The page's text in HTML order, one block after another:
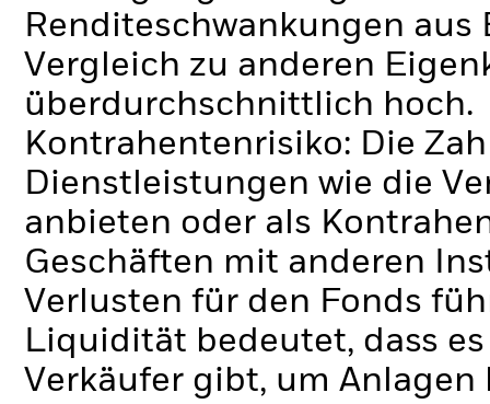
Renditeschwankungen
Vergleich zu anderen
überdurchschnittlich hoch.
Kontrahentenrisiko: Die
Dienstleistungen wie die
anbieten oder als
Geschäften mit anderen
Verlusten für den Fonds
Liquidität bedeutet, dass
Verkäufer gibt, um